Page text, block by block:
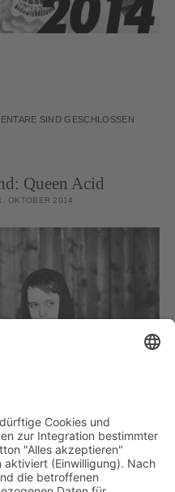
SIND GESCHLOSSEN
Queen Acid
OKTOBER 2014
SIND GESCHLOSSEN